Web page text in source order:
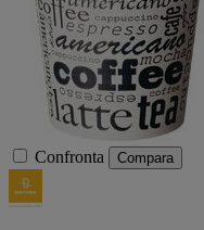
Confronta Compara